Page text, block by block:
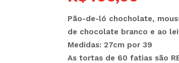
Pão-de-ló chocholate,
de chocolate branco e ao
Medidas: 27cm por 39
As tortas de 60 fatias são